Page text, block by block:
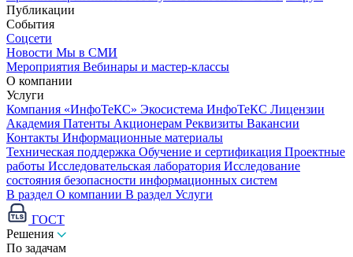
Публикации
События
Соцсети
Новости Мы в СМИ
Мероприятия Вебинары и мастер-классы
О компании
Услуги
Компания «ИнфоТеКС» Экосистема ИнфоТеКС Лицензии
Академия Патенты Акционерам Реквизиты Вакансии
Контакты Информационные материалы
Техническая поддержка Обучение и сертификация Проектные
работы Исследовательская лаборатория Исследование
состояния безопасности информационных систем
В раздел О компании В раздел Услуги
ГОСТ
Решения
По задачам